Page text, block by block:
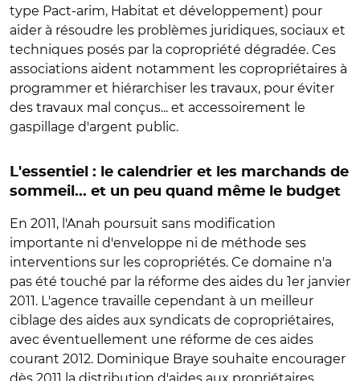
type Pact-arim, Habitat et développement) pour
aider à résoudre les problèmes juridiques, sociaux et
techniques posés par la copropriété dégradée. Ces
associations aident notamment les copropriétaires à
programmer et hiérarchiser les travaux, pour éviter
des travaux mal conçus... et accessoirement le
gaspillage d'argent public.
L'essentiel : le calendrier et les marchands de
sommeil... et un peu quand même le budget
En 2011, l'Anah poursuit sans modification
importante ni d'enveloppe ni de méthode ses
interventions sur les copropriétés. Ce domaine n'a
pas été touché par la réforme des aides du 1er janvier
2011. L'agence travaille cependant à un meilleur
ciblage des aides aux syndicats de copropriétaires,
avec éventuellement une réforme de ces aides
courant 2012. Dominique Braye souhaite encourager